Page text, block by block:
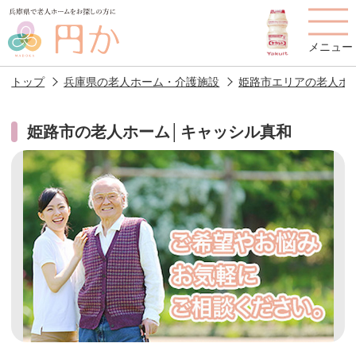
メニュー
老人ホームを
探す
円かについて 費用について
施設選びのポイント 施設をお探しの方へ
老人ホームの種類 よくあるご質問
スタッフ紹介 アクセス
相談者様の声 お役立ち情報
トップ 兵庫県の老人ホーム・介護施設 姫路市エリアの老人ホ
姫路市の老人ホーム│キャッシル真和